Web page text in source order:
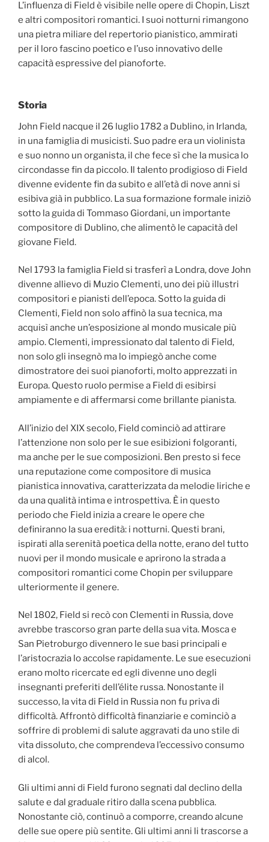
L’influenza di Field è visibile nelle opere di Chopin, Liszt
e altri compositori romantici. I suoi notturni rimangono
una pietra miliare del repertorio pianistico, ammirati
per il loro fascino poetico e l’uso innovativo delle
capacità espressive del pianoforte.
Storia
John Field nacque il 26 luglio 1782 a Dublino, in Irlanda,
in una famiglia di musicisti. Suo padre era un violinista
e suo nonno un organista, il che fece sì che la musica lo
circondasse fin da piccolo. Il talento prodigioso di Field
divenne evidente fin da subito e all’età di nove anni si
esibiva già in pubblico. La sua formazione formale iniziò
sotto la guida di Tommaso Giordani, un importante
compositore di Dublino, che alimentò le capacità del
giovane Field.
Nel 1793 la famiglia Field si trasferì a Londra, dove John
divenne allievo di Muzio Clementi, uno dei più illustri
compositori e pianisti dell’epoca. Sotto la guida di
Clementi, Field non solo affinò la sua tecnica, ma
acquisì anche un’esposizione al mondo musicale più
ampio. Clementi, impressionato dal talento di Field,
non solo gli insegnò ma lo impiegò anche come
dimostratore dei suoi pianoforti, molto apprezzati in
Europa. Questo ruolo permise a Field di esibirsi
ampiamente e di affermarsi come brillante pianista.
All’inizio del XIX secolo, Field cominciò ad attirare
l’attenzione non solo per le sue esibizioni folgoranti,
ma anche per le sue composizioni. Ben presto si fece
una reputazione come compositore di musica
pianistica innovativa, caratterizzata da melodie liriche e
da una qualità intima e introspettiva. È in questo
periodo che Field inizia a creare le opere che
definiranno la sua eredità: i notturni. Questi brani,
ispirati alla serenità poetica della notte, erano del tutto
nuovi per il mondo musicale e aprirono la strada a
compositori romantici come Chopin per sviluppare
ulteriormente il genere.
Nel 1802, Field si recò con Clementi in Russia, dove
avrebbe trascorso gran parte della sua vita. Mosca e
San Pietroburgo divennero le sue basi principali e
l’aristocrazia lo accolse rapidamente. Le sue esecuzioni
erano molto ricercate ed egli divenne uno degli
insegnanti preferiti dell’élite russa. Nonostante il
successo, la vita di Field in Russia non fu priva di
difficoltà. Affrontò difficoltà finanziarie e cominciò a
soffrire di problemi di salute aggravati da uno stile di
vita dissoluto, che comprendeva l’eccessivo consumo
di alcol.
Gli ultimi anni di Field furono segnati dal declino della
salute e dal graduale ritiro dalla scena pubblica.
Nonostante ciò, continuò a comporre, creando alcune
delle sue opere più sentite. Gli ultimi anni li trascorse a